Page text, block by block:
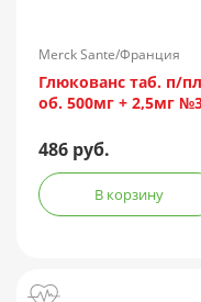
Merck Sante/Франция
Глюкованс таб. п/
об. 500мг + 2,5мг
486 руб.
В корзину